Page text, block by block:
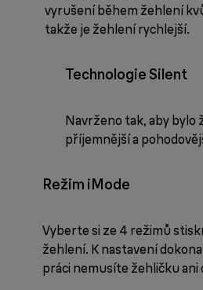
vyrušení během žehlení
takže je žehlení rychlejší.
Technologie Silent
Navrženo tak, aby bylo
příjemnější a
Režim iMode
Vyberte si ze 4 režimů
žehlení. K nastavení
práci nemusíte žehličku ani